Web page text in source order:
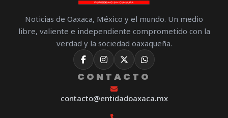
Noticias de Oaxaca, México y el mundo. Un medio
libre, valiente e independiente comprometido con la
verdad y la sociedad oaxaqueña.
CONTACTO
contacto@entidadoaxaca.mx